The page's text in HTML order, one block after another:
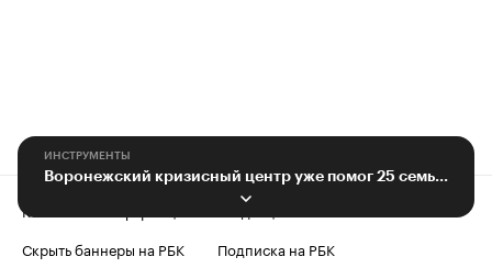
ИНСТРУМЕНТЫ
Контактная информация
Редакция
Скрыть баннеры на РБК
Подписка на РБК